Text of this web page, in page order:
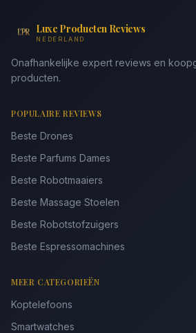
Luxe Producten Reviews
NEDERLAND
Onafhankelijke expert reviews en
producten.
POPULAIRE REVIEWS
Beste Drones
Beste Parfums Dames
Beste Robotmaaiers
Beste Massage Stoelen
Beste Robotstofzuigers
Beste Espressomachines
MEER CATEGORIEËN
Koptelefoons
Smartwatches